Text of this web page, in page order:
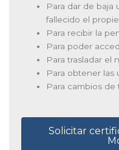
Para dar de baja
fallecido el
Para recibir la
Para poder
Para trasladar el
Para obtener las
Para cambios de
Solicitar